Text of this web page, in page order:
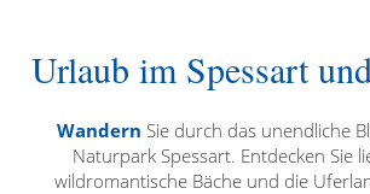
Urlaub im Spessart
Wandern Sie durch das unendliche
Naturpark Spessart. Entdecken Sie
wildromantische Bäche und die